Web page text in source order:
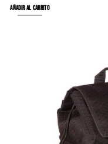
AÑADIR AL CARRITO